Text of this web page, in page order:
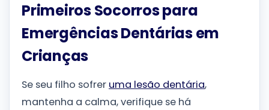
Primeiros Socorros para
Emergências Dentárias em
Crianças
Se seu filho sofrer uma lesão dentária,
mantenha a calma, verifique se há